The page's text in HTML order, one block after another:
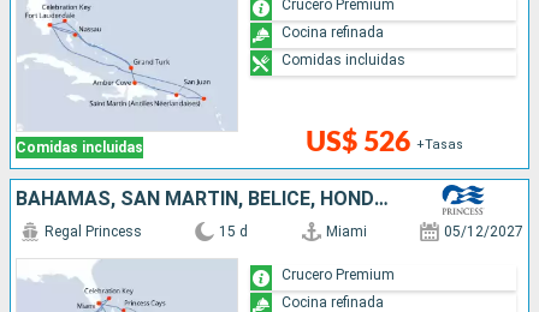
Comidas incluidas US$ 526 +Tasas
Crucero Premium
Cocina refinada
Comidas incluidas
BAHAMAS, SAN MARTÍN, BELICE, HONDURAS, MÉXICO, ESTADOS UNIDOS
Regal Princess 15 d Miami 05/12/2027
Crucero Premium
Cocina refinada